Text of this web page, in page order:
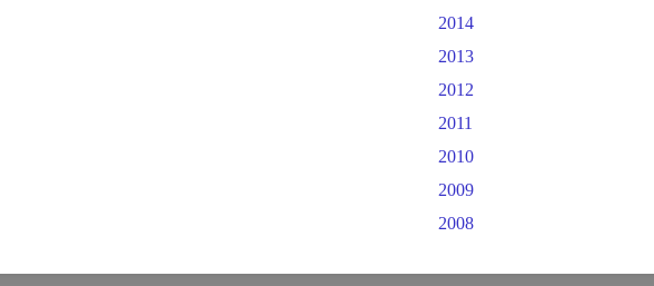
2014
2013
2012
2011
2010
2009
2008